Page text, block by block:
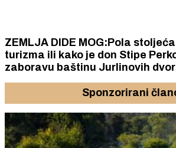
ZEMLJA DIDE MOG:Pola
turizma ili kako je don Stipe Perkov oteo
zaboravu baštinu Jurlinovih
Sponzorirani